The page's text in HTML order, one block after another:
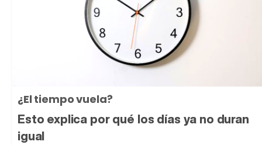
¿El tiempo vuela?
Esto explica por qué los días ya no duran
igual